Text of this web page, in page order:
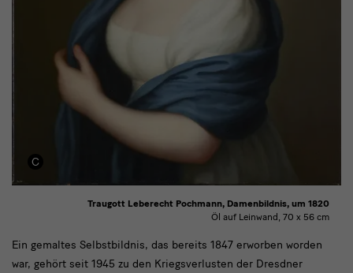
text1
Ein gemaltes Selbstbildnis, das bereits 1847 erworben worden
war, gehört seit 1945 zu den Kriegsverlusten der Dresdner
Traugott Leberecht Pochmann, Damenbildnis, um 1820
Öl auf Leinwand, 70 x 56 cm